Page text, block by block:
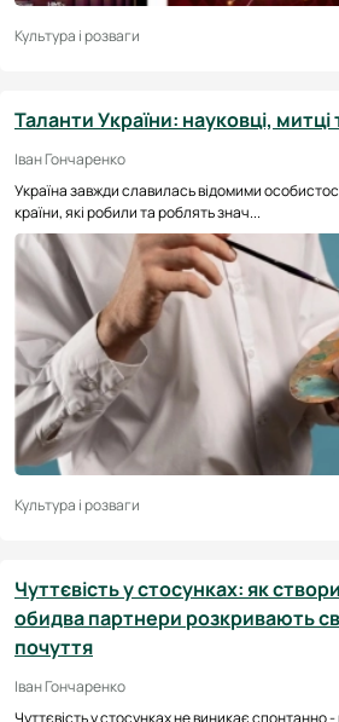
Культура і розваги
Таланти України: науковці,
Іван Гончаренко
Україна завжди славилась відомими
країни, які робили та роблять знач...
Культура і розваги
Чуттєвість у стосунках: як
обидва партнери розкривають
почуття
Іван Гончаренко
Чуттєвість у стосунках не виникає спонтанно